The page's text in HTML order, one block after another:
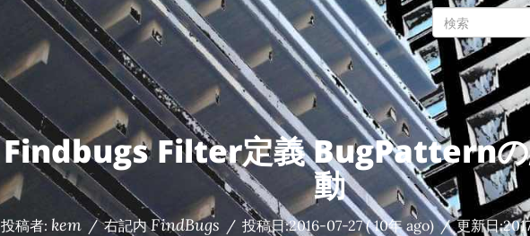
Findbugs Filter定義 BugPatternの
動
投稿者: kem / 右記内FindBugs / 投稿日:2016-07-27( 10年 ago) / 更新日: